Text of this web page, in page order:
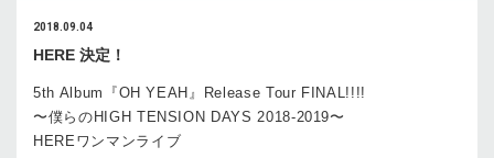
2018.09.04
HERE 決定！
5th Album『OH YEAH』Release Tour FINAL!!!!
〜僕らのHIGH TENSION DAYS 2018-2019〜
HEREワンマンライブ